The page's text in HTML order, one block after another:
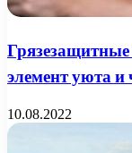
элемент уюта и
10.08.2022